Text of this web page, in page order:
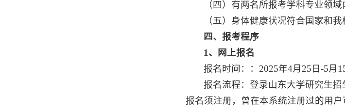
（四）有两名所报考学科专业领
（五）身体健康状况符合国家和我
四、报考程序
1、网上报名
报名时间：：2025年4月25日-5月
报名流程：登录山东大学研究生
报名须注册，曾在本系统注册过的用